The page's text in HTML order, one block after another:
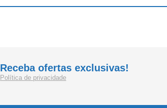
Receba ofertas exclusivas!
Política de privacidade